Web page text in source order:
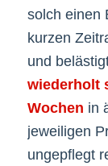
solch einen
kurzen
und
wiederholt
Wochen in
jeweiligen
ungepflegt